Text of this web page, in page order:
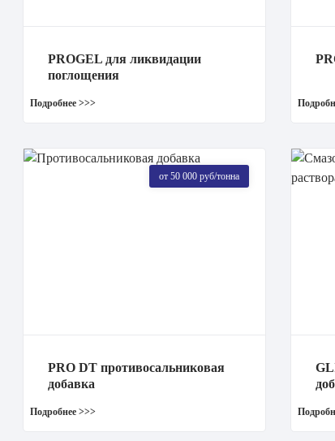
PROGEL для ликвидации
поглощения
PRO DT противосальниковая
добавка
от 50 000 руб/тонна